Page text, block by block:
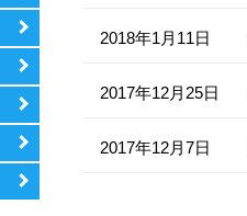
2018年1月11日
2017年12月25日
2017年12月7日